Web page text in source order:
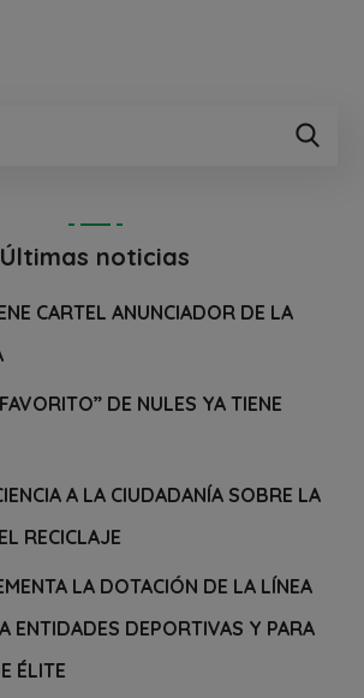
Últimas noticias
CARTEL ANUNCIADOR DE LA
DE NULES YA TIENE
A LA CIUDADANÍA SOBRE LA
RECICLAJE
LA DOTACIÓN DE LA LÍNEA
ENTIDADES DEPORTIVAS Y PARA
ÉLITE